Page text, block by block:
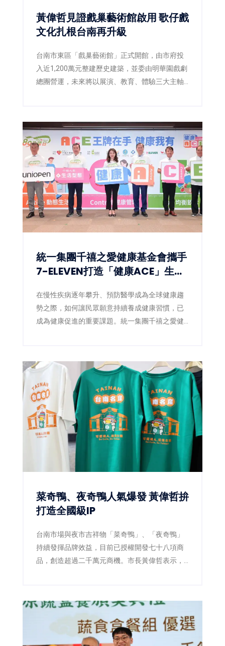
黃偉哲見證戲巢藝術館啟用 歌仔戲
文化扎根台南再升級
台南市東區「戲巢藝術館」正式開館，由市府投
入近1,200萬元整建歷史建築，並委由明華園戲劇
總團營運，未來將以展演、教育、體驗三大主軸
統一集團千禧之愛健康基金會攜手
7-ELEVEN打造「健康ACE」生態
在慢性疾病逐年攀升、預防醫學成為全球健康趨
勢之際，如何讓民眾願意持續養成健康習慣，已
成為健康促進的重要課題。統一集團千禧之愛健
專區，將健走、量血壓、量腰圍、均衡飲食等健
康行動融入日常生活，透過數位積分與獎勵機
制，鼓勵全民從生活型態改變開始，降低慢性疾
病風險，打造全民健康新生態。
菜奇鴨、夜奇鴨人氣爆發 黃偉哲拚
打造全國級IP
台南市場與夜市吉祥物「菜奇鴨」、「夜奇鴨」
持續發揮品牌效益，目前已授權開發七十八項商
品，創造超過二千萬元商機。市長黃偉哲表示，